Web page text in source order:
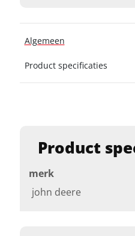
Product
merk
john deere
Algemeen
Product specificaties